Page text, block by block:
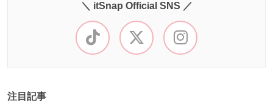
＼ itSnap Official SNS ／
注目記事